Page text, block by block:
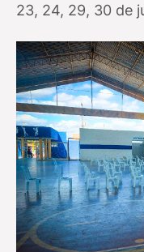
23, 24, 29, 30 de